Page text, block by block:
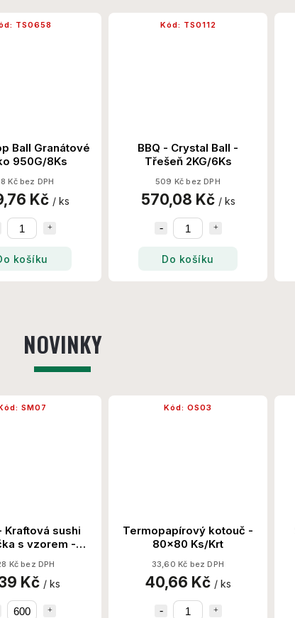
Ball Granátové
950G/8Ks
Kč bez DPH
Kč / ks
košíku
TS0658
BBQ - Crystal Ball -
Třešeň 2KG/6Ks
509 Kč bez DPH
570,08 Kč / ks
Do košíku
Kód: TS0112
NOVINKY
Kraftová sushi
s vzorem -
600
Set/Krt
Kč bez DPH
Kč / ks
SM07
Termopapírový kotouč -
80x80 Ks/Krt
33,60 Kč bez DPH
40,66 Kč / ks
Kód: OS03